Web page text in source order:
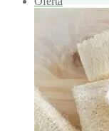
a
s
t
6
8
5
€
u
c
t
o
n
o